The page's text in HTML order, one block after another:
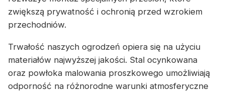
zwiększą prywatność i ochronią przed wzrokiem
przechodniów.
Trwałość naszych ogrodzeń opiera się na użyciu
materiałów najwyższej jakości. Stal ocynkowana
oraz powłoka malowania proszkowego umożliwiają
odporność na różnorodne warunki atmosferyczne